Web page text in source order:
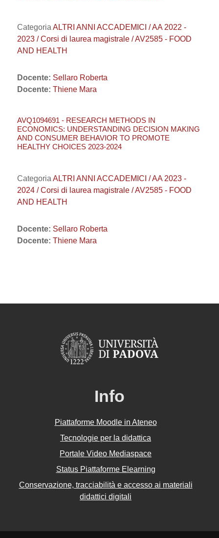
Categoria ALTRI ANNI ACCADEMICI / AA 2022 -
2023 / Corsi di laurea magistrale / AV2585 - FOOD
AND HEALTH
Docente: Sellaro Roberta
Docente: Thiene Mara
AVQ1094691 - RESEARCH METHODS IN
ECONOMICS: UNDERSTANDING DECISION MAKING
AND CONSUMER BEHAVIOR TO PROMOTE
HEALTHY CHOICES 2023-2024
Categoria ALTRI ANNI ACCADEMICI / AA 2023 -
2024 / Corsi di laurea magistrale / AV2585 - FOOD
AND HEALTH
Docente: Sellaro Roberta
Docente: Thiene Mara
Info
Piattaforme Moodle in Ateneo
Tecnologie per la didattica
Portale Video Mediaspace
Status Piattaforme Elearning
Conservazione, tracciabilità e accesso ai materiali
didattici digitali